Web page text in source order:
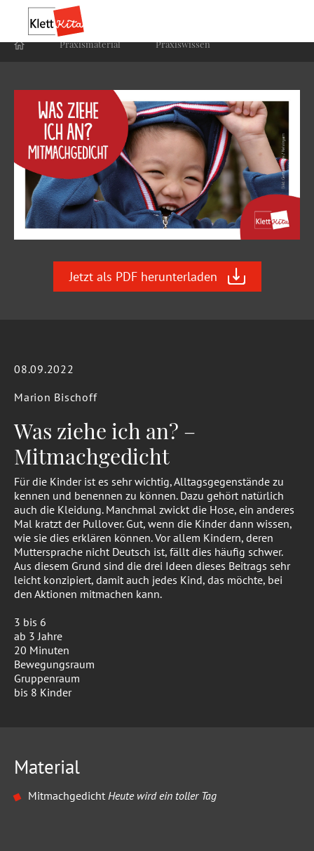
Praxis­material Praxis­wissen
Jetzt als PDF herunterladen
08.09.2022
Marion Bischoff
Was ziehe ich an? –
Mitmachgedicht
Für die Kinder ist es sehr wichtig, Alltagsgegenstände zu
kennen und benennen zu können. Dazu gehört natürlich
auch die Kleidung. Manchmal zwickt die Hose, ein anderes
Mal kratzt der Pullover. Gut, wenn die Kinder dann wissen,
wie sie dies erklären können. Vor allem Kindern, deren
Muttersprache nicht Deutsch ist, fällt dies häufig schwer.
Aus diesem Grund sind die drei Ideen dieses Beitrags sehr
leicht konzipiert, damit auch jedes Kind, das möchte, bei
den Aktionen mitmachen kann.
3 bis 6
ab 3 Jahre
20 Minuten
Bewegungsraum
Gruppenraum
bis 8 Kinder
Material
Mitmachgedicht Heute wird ein toller Tag